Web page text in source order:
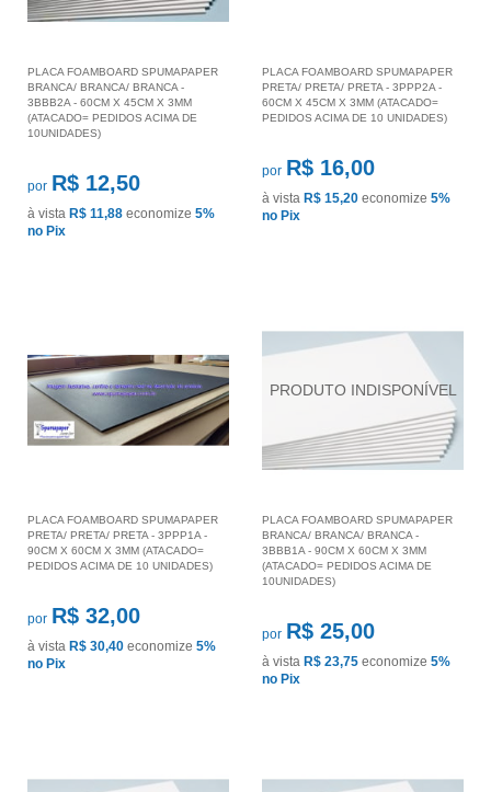
PLACA FOAMBOARD SPUMAPAPER
BRANCA/ BRANCA/ BRANCA -
3BBB2A - 60CM X 45CM X 3MM
(ATACADO= PEDIDOS ACIMA DE
10UNIDADES)
por R$ 12,50
à vista R$ 11,88 economize 5%
no Pix
PLACA FOAMBOARD SPUMAPAPER
PRETA/ PRETA/ PRETA - 3PPP2A -
60CM X 45CM X 3MM (ATACADO=
PEDIDOS ACIMA DE 10 UNIDADES)
por R$ 16,00
à vista R$ 15,20 economize 5%
no Pix
PLACA FOAMBOARD SPUMAPAPER
PRETA/ PRETA/ PRETA - 3PPP1A -
90CM X 60CM X 3MM (ATACADO=
PEDIDOS ACIMA DE 10 UNIDADES)
por R$ 32,00
à vista R$ 30,40 economize 5%
no Pix
PLACA FOAMBOARD SPUMAPAPER
BRANCA/ BRANCA/ BRANCA -
3BBB1A - 90CM X 60CM X 3MM
(ATACADO= PEDIDOS ACIMA DE
10UNIDADES)
por R$ 25,00
à vista R$ 23,75 economize 5%
no Pix